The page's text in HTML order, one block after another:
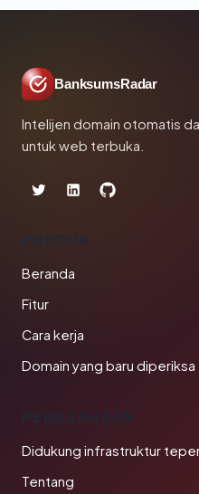
BanksumsRadar
Intelijen domain otomatis
untuk web terbuka.
PRODUK
Beranda
Fitur
Cara kerja
Domain yang baru diperiksa
PERUSAHAAN
Didukung infrastruktur
Tentang